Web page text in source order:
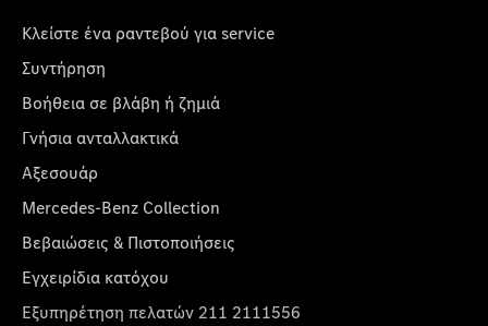
Κλείστε ένα ραντεβού για service
Συντήρηση
Βοήθεια σε βλάβη ή ζημιά
Γνήσια ανταλλακτικά
Αξεσουάρ
Mercedes-Benz Collection
Βεβαιώσεις & Πιστοποιήσεις
Εγχειρίδια κατόχου
Εξυπηρέτηση πελατών 211 2111556